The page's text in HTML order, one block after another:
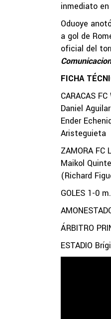
inmediato
Oduoye
a gol de
oficial del
FICHA
CARACAS
Daniel
Ender
Aristeguieta
ZAMORA
Maikol
(Richard
GOLES 1-0
ÁRBITRO
ESTADIO